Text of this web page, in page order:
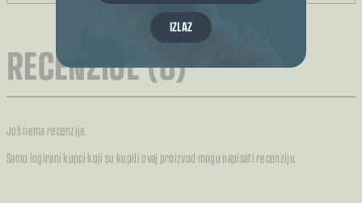
IZLAZ
REZULTAT ODABIRA
RECENZIJE (0)
Još nema recenzija.
Samo logirani kupci koji su kupili ovaj proizvod mogu napisati recenziju.